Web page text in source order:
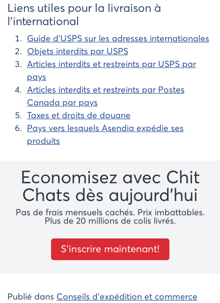
Liens utiles pour la livraison à
l’international
Guide d’USPS sur les adresses internationales
Objets interdits par USPS
Articles interdits et restreints par USPS par
pays
Articles interdits et restreints par Postes
Canada par pays
Taxes et droits de douane
Pays vers lesquels Asendia expédie ses
produits
Economisez avec Chit
Chats dès aujourd’hui
Pas de frais mensuels cachés. Prix ​​imbattables.
Plus de 20 millions de colis livrés.
S’inscrire maintenant!
Publié dans Conseils d'expédition et commerce